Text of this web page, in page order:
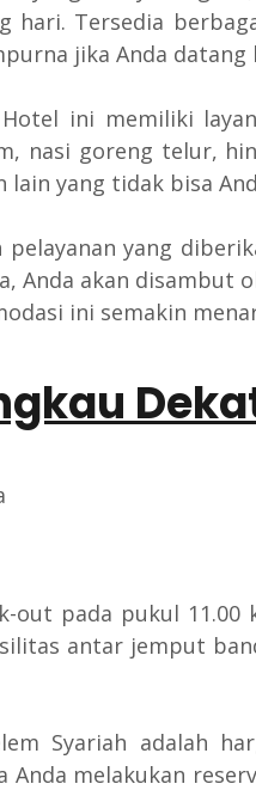
hari. Tersedia
jika Anda
ini memiliki
nasi goreng telur,
lain yang tidak bisa
yang
akan disambut
ini semakin
out pada pukul
antar jemput
Syariah adalah
melakukan